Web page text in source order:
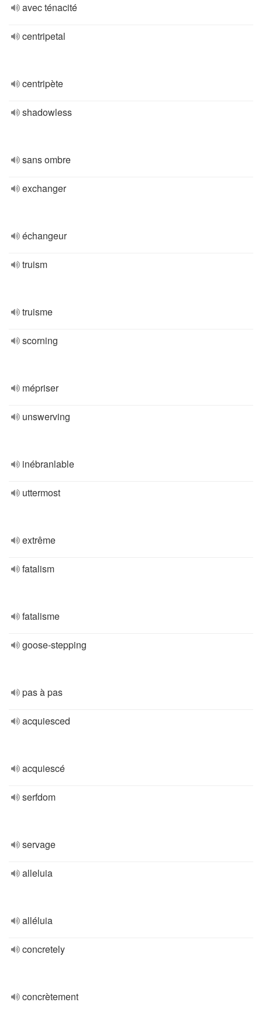
avec ténacité
centripetal
centripète
shadowless
sans ombre
exchanger
échangeur
truism
truisme
scorning
mépriser
unswerving
inébranlable
uttermost
extrême
fatalism
fatalisme
goose-stepping
pas à pas
acquiesced
acquiescé
serfdom
servage
alleluia
alléluia
concretely
concrètement